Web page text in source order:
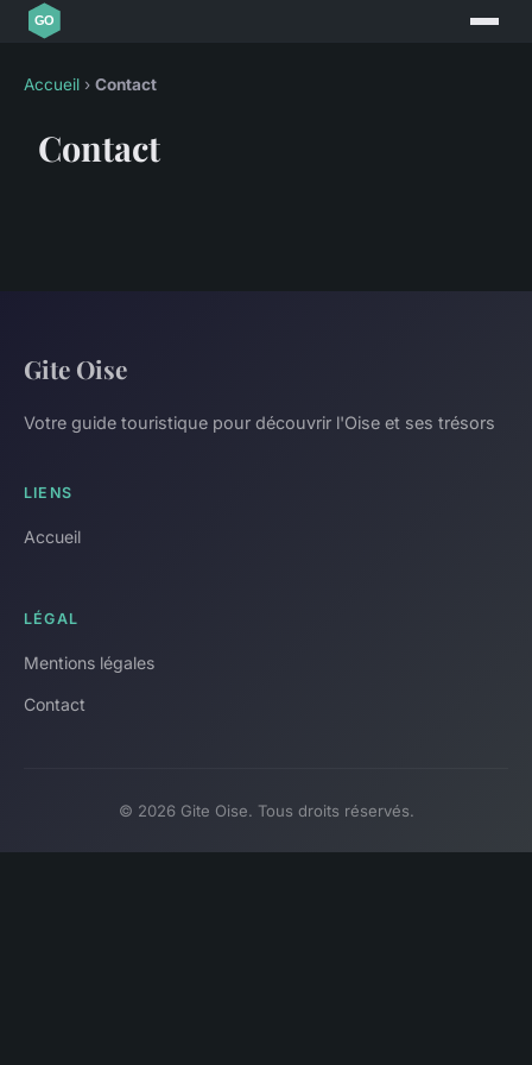
Accueil › Contact
Contact
Gite Oise
Votre guide touristique pour découvrir l'Oise et ses trésors
LIENS
Accueil
LÉGAL
Mentions légales
Contact
© 2026 Gite Oise. Tous droits réservés.